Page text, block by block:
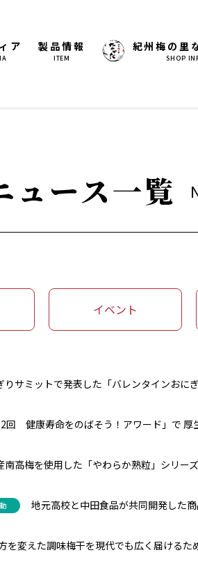
ア 製品情報
ITEM
紀州梅の里
SHOP
ュース一覧
イベント
りサミットで発表した「バレンタインおに
回 健康寿命をのばそう！アワード」で
南高梅を使用した「やわらか熟粒」シリー
地元高校と中田食品が共同開発した
を変えた調味梅干を現代でも広く届けるた